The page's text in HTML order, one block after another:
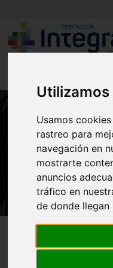
Usamos
rastreo para
navegación en
mostrarte
anuncios
tráfico en
de donde llegan
Iglesia
Región de Murcia Digital